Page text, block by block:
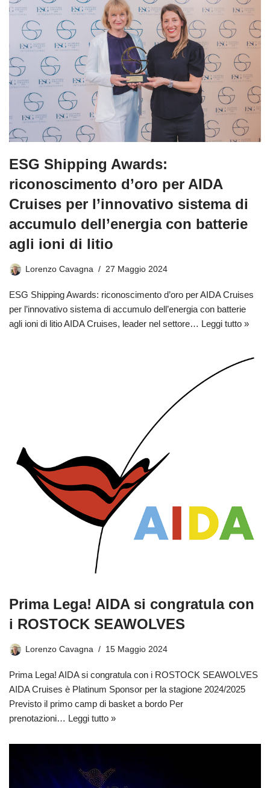
ESG Shipping Awards:
riconoscimento d’oro per AIDA
Cruises per l’innovativo sistema di
accumulo dell’energia con batterie
agli ioni di litio
Lorenzo Cavagna 27 Maggio 2024
ESG Shipping Awards: riconoscimento d’oro per AIDA Cruises
per l’innovativo sistema di accumulo dell’energia con batterie
agli ioni di litio AIDA Cruises, leader nel settore… Leggi tutto »
Prima Lega! AIDA si congratula con
i ROSTOCK SEAWOLVES
Lorenzo Cavagna 15 Maggio 2024
Prima Lega! AIDA si congratula con i ROSTOCK SEAWOLVES
AIDA Cruises è Platinum Sponsor per la stagione 2024/2025
Previsto il primo camp di basket a bordo Per
prenotazioni… Leggi tutto »